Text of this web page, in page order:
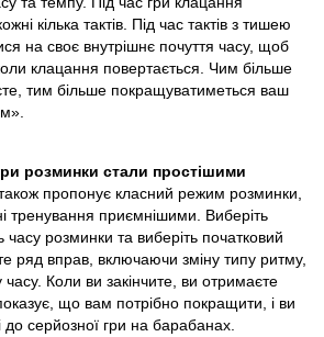
кілька тактів. Під час тактів з тишею
на своє внутрішнє почуття часу, щоб
клацання повертається. Чим більше
тим більше покращуватиметься ваш
розминки стали простішими
пропонує класний режим розминки,
тренування приємнішими. Виберіть
часу розминки та виберіть початковий
ряд вправ, включаючи зміну типу ритму,
часу. Коли ви закінчите, ви отримаєте
що вам потрібно покращити, і ви
до серйозної гри на барабанах.